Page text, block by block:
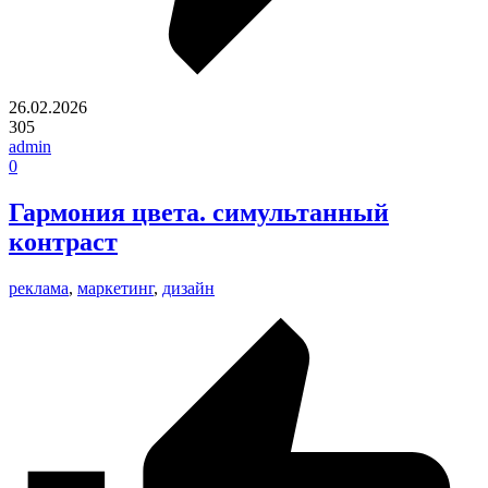
26.02.2026
305
admin
0
Гармония цвета. симультанный
контраст
реклама, маркетинг, дизайн